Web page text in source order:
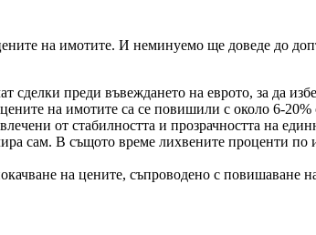
на имотите. И неминуемо ще доведе до
преди въвеждането на еврото, за да
на имотите са се повишили с около 6-
от стабилността и прозрачността на
сам. В същото време лихвените проценти по
на цените, съпроводено с повишаване